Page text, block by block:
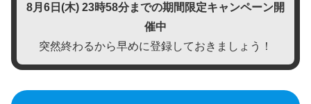
8月6日(木) 23時58分までの期間限定キャンペーン開
催中
突然終わるから早めに登録しておきましょう！